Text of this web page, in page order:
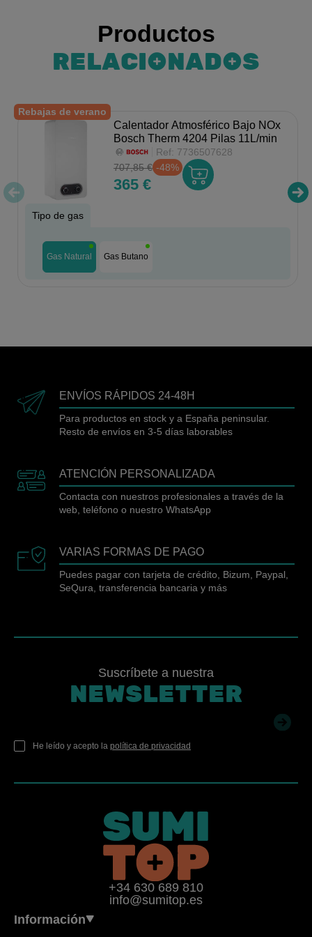
Productos
RELACIONADOS
Rebajas de verano
Calentador Atmosférico Bajo NOx
Bosch Therm 4204 Pilas 11L/min
Ref: 7736507628
707,85 € -48%
365 €
Tipo de gas
Gas Natural Gas Butano
ENVÍOS RÁPIDOS 24-48H
Para productos en stock y a España peninsular.
Resto de envíos en 3-5 días laborables
ATENCIÓN PERSONALIZADA
Contacta con nuestros profesionales a través de la
web, teléfono o nuestro WhatsApp
VARIAS FORMAS DE PAGO
Puedes pagar con tarjeta de crédito, Bizum, Paypal,
SeQura, transferencia bancaria y más
Suscríbete a nuestra
NEWSLETTER
He leído y acepto la política de privacidad
+34 630 689 810
info@sumitop.es
Información